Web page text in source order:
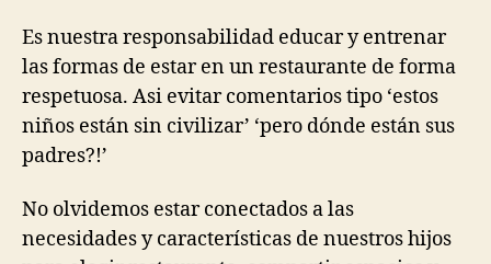
Es nuestra responsabilidad educar y entrenar
las formas de estar en un restaurante de forma
respetuosa. Asi evitar comentarios tipo ‘estos
niños están sin civilizar’ ‘pero dónde están sus
padres?!’
No olvidemos estar conectados a las
necesidades y características de nuestros hijos